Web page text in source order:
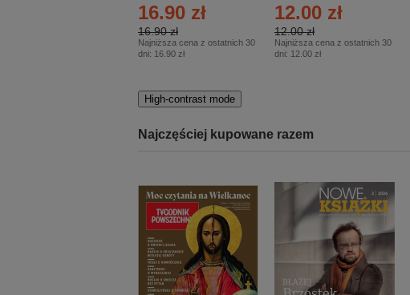
16.90 zł
16.90 zł
Najniższa cena z ostatnich 30
dni: 16.90 zł
12.00 zł
12.00 zł
Najniższa cena z ostatnich 30
dni: 12.00 zł
High-contrast mode
Najczęściej kupowane razem